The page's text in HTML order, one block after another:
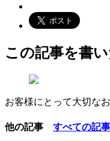
この記事を書
お客様にとって大切な
他の記事 すべての記